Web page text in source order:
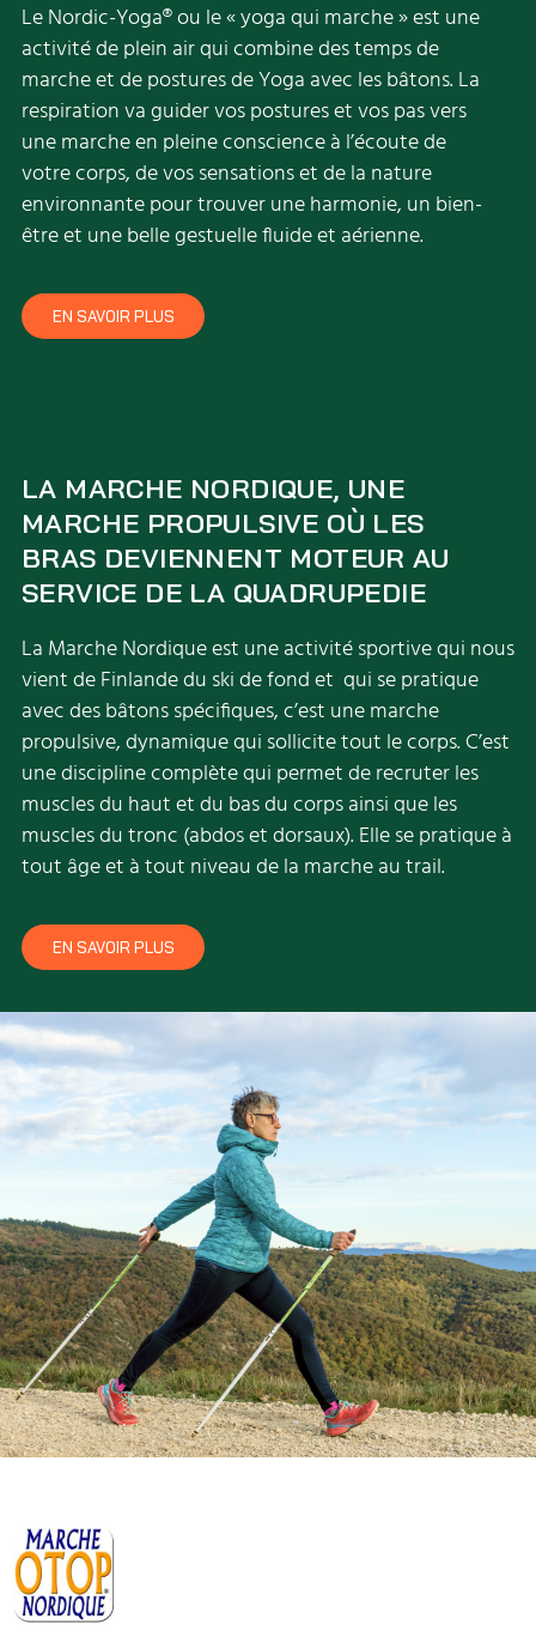
Le Nordic-Yoga® ou le « yoga qui marche » est une
activité de plein air qui combine des temps de
marche et de postures de Yoga avec les bâtons. La
respiration va guider vos postures et vos pas vers
une marche en pleine conscience à l’écoute de
votre corps, de vos sensations et de la nature
environnante pour trouver une harmonie, un bien-
être et une belle gestuelle fluide et aérienne.
EN SAVOIR PLUS
LA MARCHE NORDIQUE, UNE
MARCHE PROPULSIVE OÙ LES
BRAS DEVIENNENT MOTEUR AU
SERVICE DE LA QUADRUPEDIE
La Marche Nordique est une activité sportive qui nous
vient de Finlande du ski de fond et qui se pratique
avec des bâtons spécifiques, c’est une marche
propulsive, dynamique qui sollicite tout le corps. C’est
une discipline complète qui permet de recruter les
muscles du haut et du bas du corps ainsi que les
muscles du tronc (abdos et dorsaux). Elle se pratique à
tout âge et à tout niveau de la marche au trail.
EN SAVOIR PLUS